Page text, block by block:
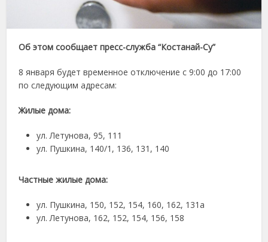
Об этом сообщает пресс-служба “Костанай-Су”
8 января будет временное отключение с 9:00 до 17:00
по следующим адресам:
Жилые дома:
ул. Летунова, 95, 111
ул. Пушкина, 140/1, 136, 131, 140
Частные жилые дома:
ул. Пушкина, 150, 152, 154, 160, 162, 131а
ул. Летунова, 162, 152, 154, 156, 158